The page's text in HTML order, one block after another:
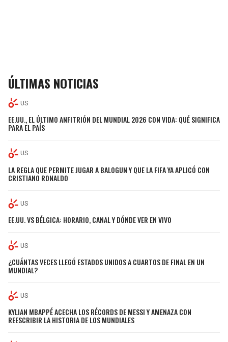
ÚLTIMAS NOTICIAS
US
EE.UU., EL ÚLTIMO ANFITRIÓN DEL MUNDIAL 2026 CON VIDA: QUÉ SIGNIFICA
PARA EL PAÍS
US
LA REGLA QUE PERMITE JUGAR A BALOGUN Y QUE LA FIFA YA APLICÓ CON
CRISTIANO RONALDO
US
EE.UU. VS BÉLGICA: HORARIO, CANAL Y DÓNDE VER EN VIVO
US
¿CUÁNTAS VECES LLEGÓ ESTADOS UNIDOS A CUARTOS DE FINAL EN UN
MUNDIAL?
US
KYLIAN MBAPPÉ ACECHA LOS RÉCORDS DE MESSI Y AMENAZA CON
REESCRIBIR LA HISTORIA DE LOS MUNDIALES